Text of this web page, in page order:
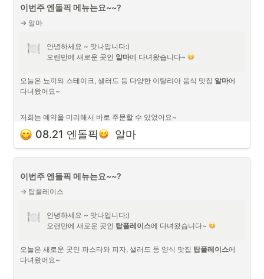
오늘은 배부른 엔돌픽이였습니다~
샤브르정원 위치
이번주 엔돌픽 메뉴는요~~?
→ 알마
안녕하세요 ~ 맛나입니다:)
오랜만에 새로운 곳인 알마에 다녀왔습니다~
오늘은 뇨끼와 스테이크, 샐러드 등 다양한 이탈리아 음식 맛집 알마에
다녀왔어요~
저희는 예약을 미리해서 바로 주문할 수 있었어요~
다양한 메뉴들이 있어서 저희는 이것저것 다 시켜봤습니다~!
08.21 엔돌픽
  알마
이번주 엔돌픽 메뉴는요~~?
→ 탑플레이스
안녕하세요 ~ 맛나입니다:)
오랜만에 새로운 곳인 탑플레이스에 다녀왔습니다~
오늘은 새로운 곳인 파스타와 피자, 샐러드 등 양식 맛집 탑플레이스에
다녀왔어요~